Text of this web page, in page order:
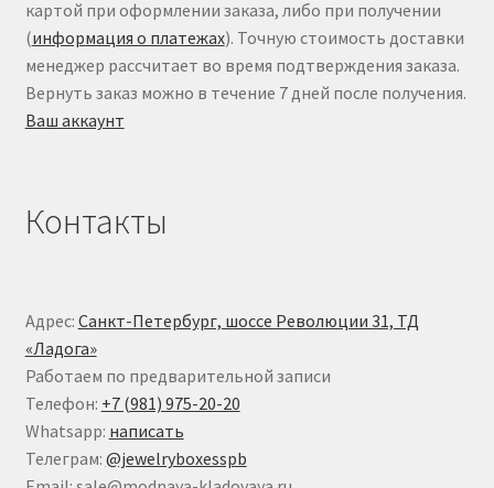
картой при оформлении заказа, либо при получении
(информация о платежах). Точную стоимость доставки
менеджер рассчитает во время подтверждения заказа.
Вернуть заказ можно в течение 7 дней после получения.
Ваш аккаунт
Контакты
Адрес: Санкт-Петербург, шоссе Революции 31, ТД
«Ладога»
Работаем по предварительной записи
Телефон: +7 (981) 975-20-20
Whatsapp: написать
Телеграм: @jewelryboxesspb